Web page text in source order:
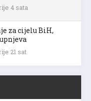
4 sata
za cijelu BiH,
21 sat